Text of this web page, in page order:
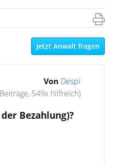
Jetzt Anwalt fragen
Von Despi
549x hilfreich)
Bezahlung)?